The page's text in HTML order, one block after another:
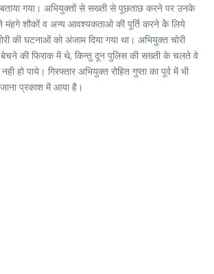
बताया गया। अभियुक्तों से सख्ती से पूछताछ करने पर उनके
मंहगे शौकों व अन्य आवश्यकताओ की पूर्ति करने केे लिये
की घटनाओं को अंजाम दिया गया था। अभियुक्त चोरी
बेचने की फिराक में थे, किन्तु दून पुलिस की सख्ती के चलते वे
पाये। गिरफ्तार अभियुक्त रोहित गुप्ता का पूर्व में भी
प्रकाश में आया है।